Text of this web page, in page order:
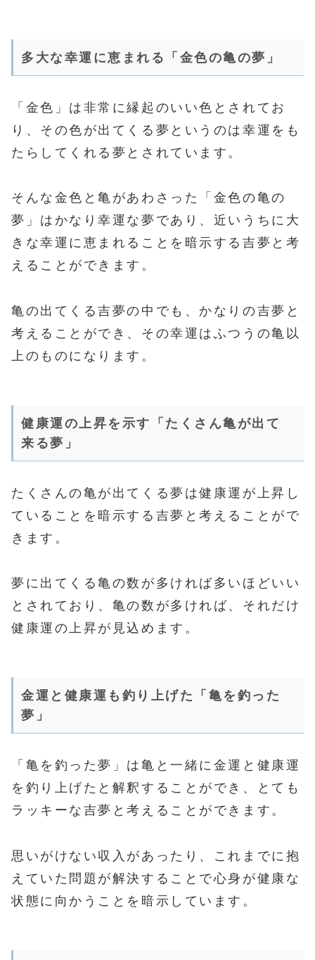
多大な幸運に恵まれる「金色の亀の夢」
「金色」は非常に縁起のいい色とされてお
り、その色が出てくる夢というのは幸運をも
たらしてくれる夢とされています。
そんな金色と亀があわさった「金色の亀の
夢」はかなり幸運な夢であり、近いうちに大
きな幸運に恵まれることを暗示する吉夢と考
えることができます。
亀の出てくる吉夢の中でも、かなりの吉夢と
考えることができ、その幸運はふつうの亀以
上のものになります。
健康運の上昇を示す「たくさん亀が出て
来る夢」
たくさんの亀が出てくる夢は健康運が上昇し
ていることを暗示する吉夢と考えることがで
きます。
夢に出てくる亀の数が多ければ多いほどいい
とされており、亀の数が多ければ、それだけ
健康運の上昇が見込めます。
金運と健康運も釣り上げた「亀を釣った
夢」
「亀を釣った夢」は亀と一緒に金運と健康運
を釣り上げたと解釈することができ、とても
ラッキーな吉夢と考えることができます。
思いがけない収入があったり、これまでに抱
えていた問題が解決することで心身が健康な
状態に向かうことを暗示しています。